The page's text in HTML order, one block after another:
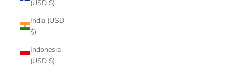
(USD $)
India (USD
$)
Indonesia
(USD $)